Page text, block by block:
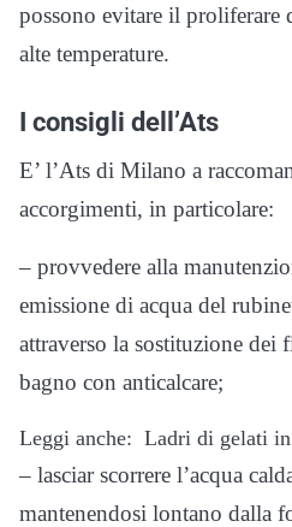
possono evitare il proliferare
alte temperature.
I consigli dell’Ats
E’ l’Ats di Milano a
accorgimenti, in particolare:
– provvedere alla
emissione di acqua del
attraverso la sostituzione dei
bagno con anticalcare;
Leggi anche: Ladri di gelati in
– lasciar scorrere l’acqua
mantenendosi lontano dalla